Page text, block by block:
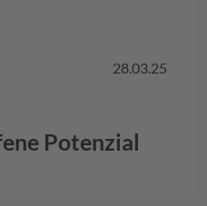
28.03.25
Potenzial